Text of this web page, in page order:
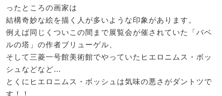
ったところの画家は
結構奇妙な絵を描く人が多いような印象があります。
例えば同じくついこの間まで展覧会が催されていた「バベ
ルの塔」の作者ブリューゲル、
そして三菱一号館美術館でやっていたヒエロニムス・ボッ
シュなどなど…
とくにヒエロニムス・ボッシュは気味の悪さがダントツで
す！！